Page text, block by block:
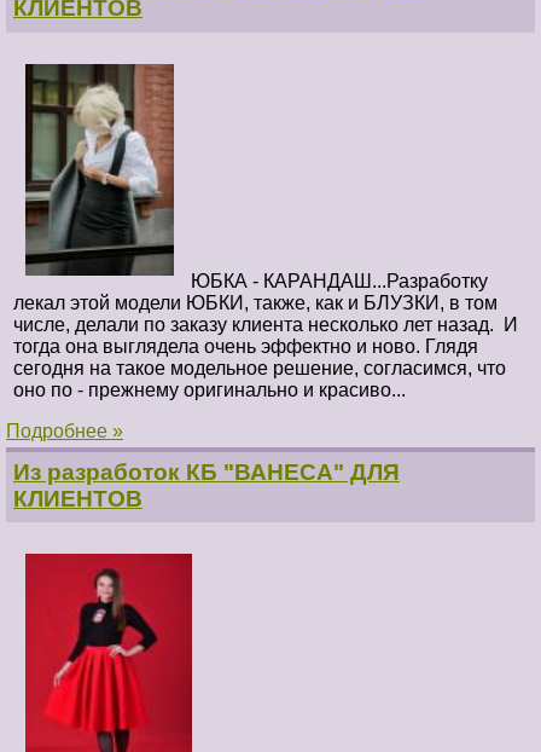
КЛИЕНТОВ
ЮБКА - КАРАНДАШ...Разработку
лекал этой модели ЮБКИ, также, как и БЛУЗКИ, в том
числе, делали по заказу клиента несколько лет назад. И
тогда она выглядела очень эффектно и ново. Глядя
сегодня на такое модельное решение, согласимся, что
оно по - прежнему оригинально и красиво...
Подробнее »
Из разработок КБ "ВАНЕСА" ДЛЯ
КЛИЕНТОВ